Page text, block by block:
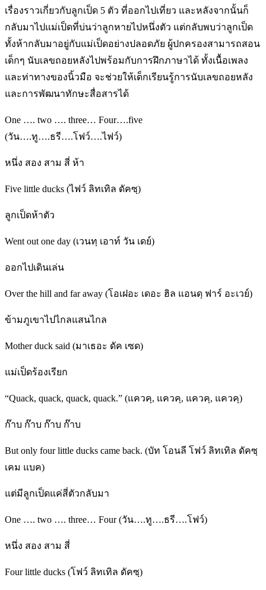
เรื่องราวเกี่ยวกับลูกเป็ด 5 ตัว ที่ออกไปเที่ยว และหลังจากนั้นก็
กลับมาไปแม่เป็ดที่บ่นว่าลูกหายไปหนึ่งตัว แต่กลับพบว่าลูกเป็ด
ทั้งห้ากลับมาอยู่กับแม่เป็ดอย่างปลอดภัย ผู้ปกครองสามารถสอน
เด็กๆ นับเลขถอยหลังไปพร้อมกับการฝึกภาษาได้ ทั้งเนื้อเพลง
และท่าทางของนิ้วมือ จะช่วยให้เด็กเรียนรู้การนับเลขถอยหลัง
และการพัฒนาทักษะสื่อสารได้
One …. two …. three… Four….five
(วัน….ทู….ธรี….โฟว์….ไฟว์)
หนึ่ง สอง สาม สี่ ห้า
Five little ducks (ไฟว์ ลิทเทิล ดัคซฺ)
ลูกเป็ดห้าตัว
Went out one day (เวนทฺ เอาท์ วัน เดย์)
ออกไปเดินเล่น
Over the hill and far away (โอเฝอะ เดอะ ฮิล แอนดฺ ฟาร์ อะเวย์)
ข้ามภูเขาไปไกลแสนไกล
Mother duck said (มาเธอะ ดัค เซด)
แม่เป็ดร้องเรียก
“Quack, quack, quack, quack.” (แควคฺ, แควคฺ, แควคฺ, แควคฺ)
ก๊าบ ก๊าบ ก๊าบ ก๊าบ
But only four little ducks came back. (บัท โอนลี โฟว์ ลิทเทิล ดัคซฺ
เคม แบค)
แต่มีลูกเป็ดแค่สี่ตัวกลับมา
One …. two …. three… Four (วัน….ทู….ธรี….โฟว์)
หนึ่ง สอง สาม สี่
Four little ducks (โฟว์ ลิทเทิล ดัคซฺ)